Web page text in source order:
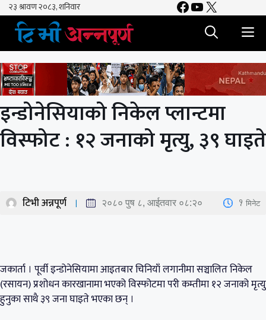
Skip
content
Facebook
YouTube
X
इन्डोनेसियाको निकेल प्लान्टमा
विस्फोट : १२ जनाको मृत्यु, ३९ घाइते
टिभी अन्नपूर्ण २०८० पुष ८, आईतवार ०८:२० 1 मिनेट
जकार्ता । पूर्वी इन्डोनेसियामा आइतबार चिनियाँ लगानीमा सञ्चालित निकेल
(रसायन) प्रशोधन कारखानामा भएको विस्फोटमा परी कम्तीमा १२ जनाको मृत्यु
हुनुका साथै ३९ जना घाइते भएका छन् ।